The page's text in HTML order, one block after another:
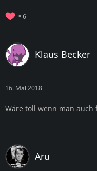
6
Klaus Becker
16. Mai 2018
Wäre toll wenn man auch
Aru